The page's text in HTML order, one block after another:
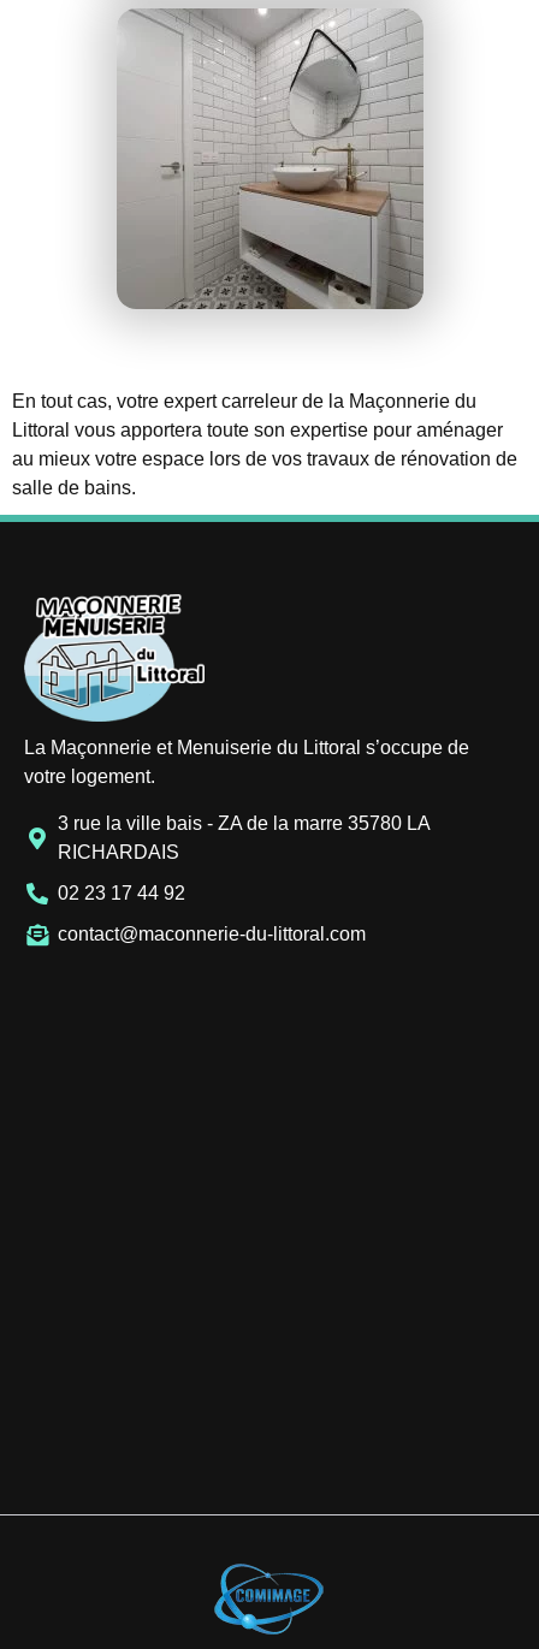
En tout cas, votre expert carreleur de la Maçonnerie du
Littoral vous apportera toute son expertise pour aménager
au mieux votre espace lors de vos travaux de rénovation de
salle de bains.
La Maçonnerie et Menuiserie du Littoral s’occupe de
votre logement.
3 rue la ville bais - ZA de la marre 35780 LA
RICHARDAIS
02 23 17 44 92
contact@maconnerie-du-littoral.com